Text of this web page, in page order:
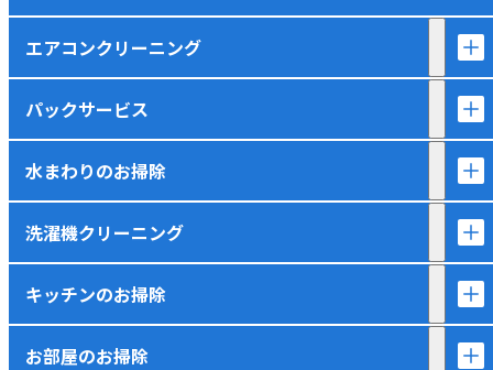
エアコンクリーニング
パックサービス
水まわりのお掃除
洗濯機クリーニング
キッチンのお掃除
お部屋のお掃除